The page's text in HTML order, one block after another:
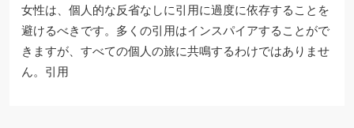
女性は、個人的な反省なしに引用に過度に依存することを
避けるべきです。多くの引用はインスパイアすることがで
きますが、すべての個人の旅に共鳴するわけではありませ
ん。引用